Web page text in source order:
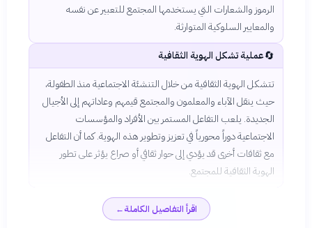
الرموز والشعارات التي يستخدمها المجتمع للتعبير عن نفسه
والمعايير السلوكية المتوارثة.
🔄عملية تشكل الهوية الثقافية
تتشكل الهوية الثقافية من خلال التنشئة الاجتماعية منذ الطفولة،
حيث ينقل الآباء والمعلمون والمجتمع قيمهم وعاداتهم إلى الأجيال
الجديدة. يلعب التفاعل المستمر بين الأفراد والمؤسسات
الاجتماعية دوراً محورياً في تعزيز وتطوير هذه الهوية. كما أن التفاعل
مع ثقافات أخرى قد يؤدي إلى حوار ثقافي أو صراع يؤثر على تطور
الهوية الثقافية للمجتمع.
اقرأ التفاصيل الكاملة←